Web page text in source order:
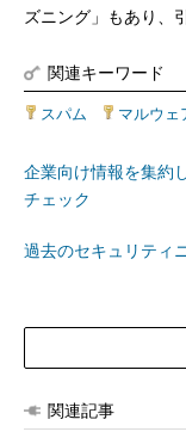
ズニング」もあり、
関連キーワード
スパム マルウェ
企業向け情報を集約
チェック
過去のセキュリティ
関連記事